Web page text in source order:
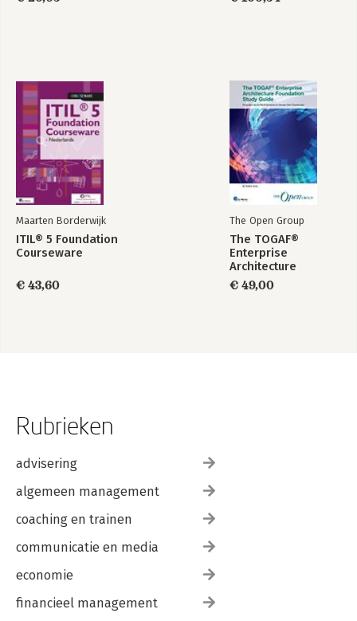
Maarten Borderwijk
ITIL® 5 Foundation
Courseware
€ 43,60
The Open Group
The TOGAF®
Enterprise
Architecture
Foundation Study
Guide
€ 49,00
Rubrieken
advisering
algemeen management
coaching en trainen
communicatie en media
economie
financieel management